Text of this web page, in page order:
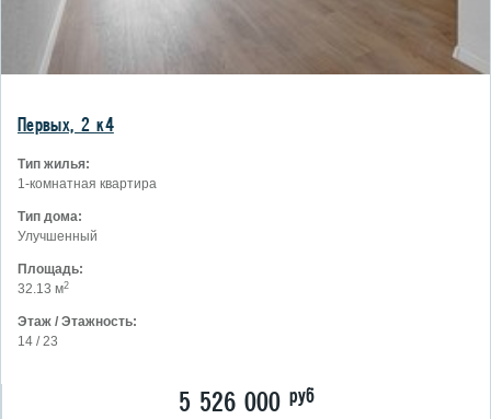
Первых, 2 к4
Тип жилья:
1-комнатная квартира
Тип дома:
Улучшенный
Площадь:
32.13 м2
Этаж / Этажность:
14 / 23
5 526 000 руб